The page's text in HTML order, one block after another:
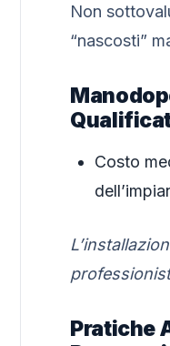
Non
“nascosti”
Costo
Pratiche